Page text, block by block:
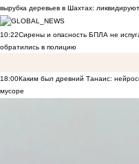
вырубка деревьев в Шахтах:
10:22Сирены и опасность БПЛА не
обратились в полицию
18:00Каким был древний Танаис:
мусоре